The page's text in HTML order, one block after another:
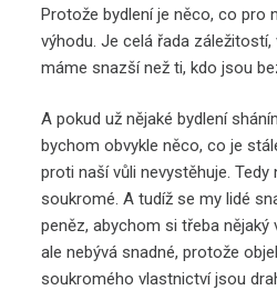
Protože bydlení je něco, co pro
výhodu. Je celá řada
máme snazší než ti, kdo jsou
A pokud už nějaké bydlení
bychom obvykle něco, co je
proti naší vůli nevystěhuje. Tedy
soukromé. A tudíž se my lidé
peněz, abychom si třeba nějaký
ale nebývá snadné, protože
soukromého vlastnictví jsou